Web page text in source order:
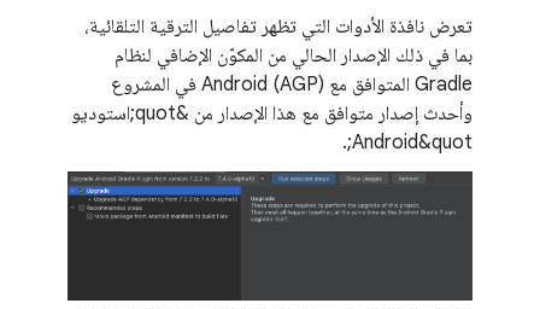
تعرض نافذة الأدوات التي تظهر تفاصيل الترقية التلقائية،
بما في ذلك الإصدار الحالي من المكوّن الإضافي لنظام
Gradle المتوافق مع Android (AGP) في المشروع
وأحدث إصدار متوافق مع هذا الإصدار من &quot;استوديو
Android&quot;.